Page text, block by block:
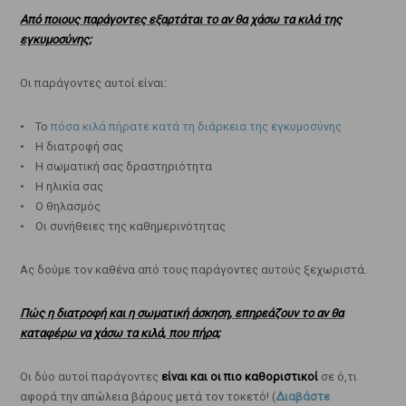
Από ποιους παράγοντες εξαρτάται το αν θα χάσω τα κιλά της
εγκυμοσύνης;
Οι παράγοντες αυτοί είναι:
• Το πόσα κιλά πήρατε κατά τη διάρκεια της εγκυμοσύνης
• Η διατροφή σας
• Η σωματική σας δραστηριότητα
• Η ηλικία σας
• Ο θηλασμός
• Οι συνήθειες της καθημερινότητας
Ας δούμε τον καθένα από τους παράγοντες αυτούς ξεχωριστά.
Πώς η διατροφή και η σωματική άσκηση, επηρεάζουν το αν θα
καταφέρω να χάσω τα κιλά, που πήρα;
Οι δύο αυτοί παράγοντες είναι και οι πιο καθοριστικοίσε ό,τι
αφορά την απώλεια βάρους μετά τον τοκετό! (Διαβάστε